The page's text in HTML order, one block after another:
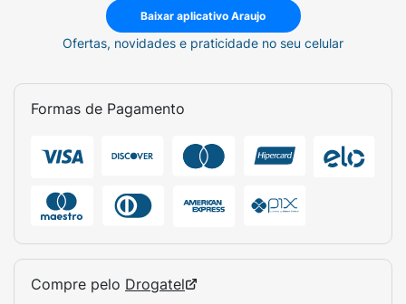
(Glicerol), Isobutylparaben (Isobutiparabenoy
Butylparaben (Butilparabeno) Ethylparaben
(Etilparabenoy Phenoxyethanol
(Propilparabeno), Methylene Bis-
Benzotriazolyl Tetramethylbutylphenol
(Metileno-bisbenzotriazolil
Glucoside (Decil Gicosídeo) Propylene Glycol
xantana), Methylparaben (Metiparabeno).
(Proplenoglcol), Propylparaben
Baixar aplicativo Araujo
Ofertas, novidades e praticidade no seu celular
Formas de Pagamento
Compre pelo Drogatel